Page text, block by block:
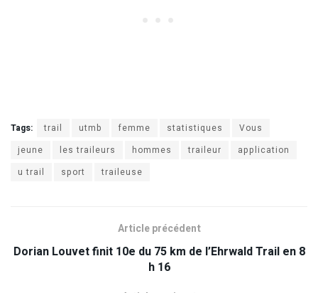
Tags: trail utmb femme statistiques
Vous
jeune
les traileurs hommes traileur
application
u trail
sport traileuse
Article précédent
Dorian Louvet finit 10e du 75 km de l’Ehrwald Trail en 8
h 16